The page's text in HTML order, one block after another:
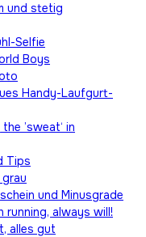
und stetig
Selfie
Boys
Handy-Laufgurt-
’sweat‘ in
Tips
und Minusgrade
running, always will!
alles gut